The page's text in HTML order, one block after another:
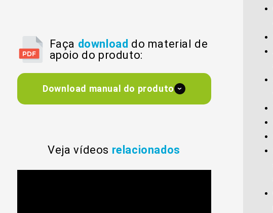
Faça download do material de
apoio do produto:
Download manual do produto ›
Veja vídeos relacionados